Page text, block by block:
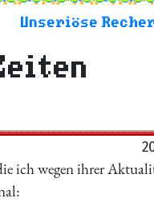
Unseriöse
ich wegen ihrer